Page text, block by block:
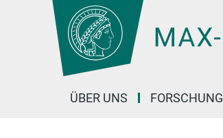
Hauptinhalt
ÜBER UNS FORSCHUNG